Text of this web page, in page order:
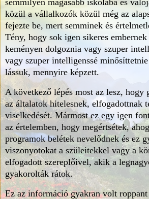
semmilyen magasabb iskolába és
közül a vállalkozók közül még az
fejezte be, mert semminek és
Tény, hogy sok igen sikeres
keményen dolgoznia vagy szuper
vagy szuper intelligenssé
lássuk, mennyire képzett.
A következő lépés most az lesz, hogy
az általatok hitelesnek, elfogadottnak
viselkedését. Mármost ez egy igen
az értelemben, hogy megértsétek,
programok belétek nevelődnek és ez
viszonyotokat a szüleitekkel vagy a
elfogadott szereplőivel, akik a
gyakorolták rátok.
Ez az információ gyakran volt roppant